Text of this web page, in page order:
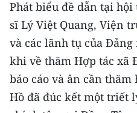
54 DÂN TỘC VIỆT NAM
CHƯƠNG TRÌNH OCOP -
MỘT SẢN PHẨM
RADIO
Phát biểu đề dẫn tại hội
sĩ Lý Việt Quang, Viện
và các lãnh tụ của Đảng
khi về thăm Hợp tác xã
báo cáo và ân cần
Hồ đã đúc kết một triết